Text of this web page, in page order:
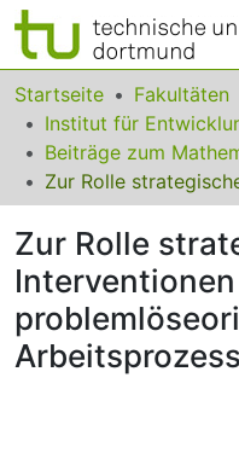
Bereiche & Sammlungen
Das gesamte
Statistiken
FAQ
Leitlinien
Zurück zur Startseite
Startseite Fakultäten
Zur Rolle